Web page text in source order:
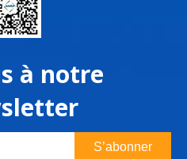
à notre
S’abonner